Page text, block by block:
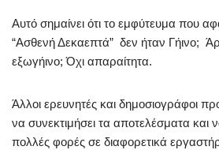
Αυτό σημαίνει ότι το εμφύτευμα που
“Ασθενή Δεκαεπτά” δεν ήταν Γήινο;
εξωγήινο; Όχι απαραίτητα.
Άλλοι ερευνητές και δημοσιογράφοι
να συνεκτιμήσει τα αποτελέσματα και
πολλές φορές σε διαφορετικά